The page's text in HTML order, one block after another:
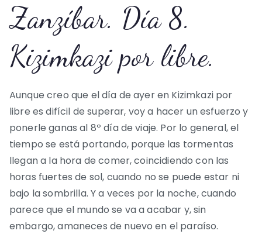
Zanzíbar. Día 8.
Kizimkazi por libre.
Aunque creo que el día de ayer en Kizimkazi por
libre es difícil de superar, voy a hacer un esfuerzo y
ponerle ganas al 8º día de viaje. Por lo general, el
tiempo se está portando, porque las tormentas
llegan a la hora de comer, coincidiendo con las
horas fuertes de sol, cuando no se puede estar ni
bajo la sombrilla. Y a veces por la noche, cuando
parece que el mundo se va a acabar y, sin
embargo, amaneces de nuevo en el paraíso.